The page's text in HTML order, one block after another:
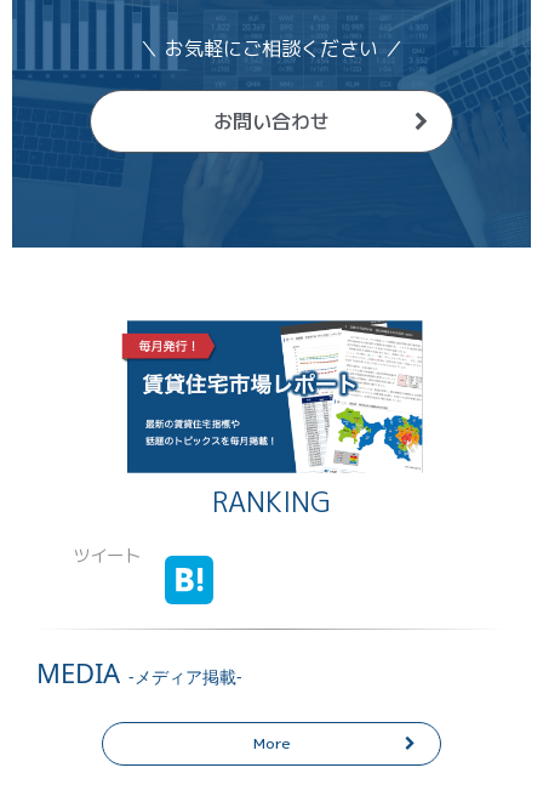
＼ お気軽にご相談ください ／
お問い合わせ
RANKING
ツイート
MEDIA -メディア掲載-
More